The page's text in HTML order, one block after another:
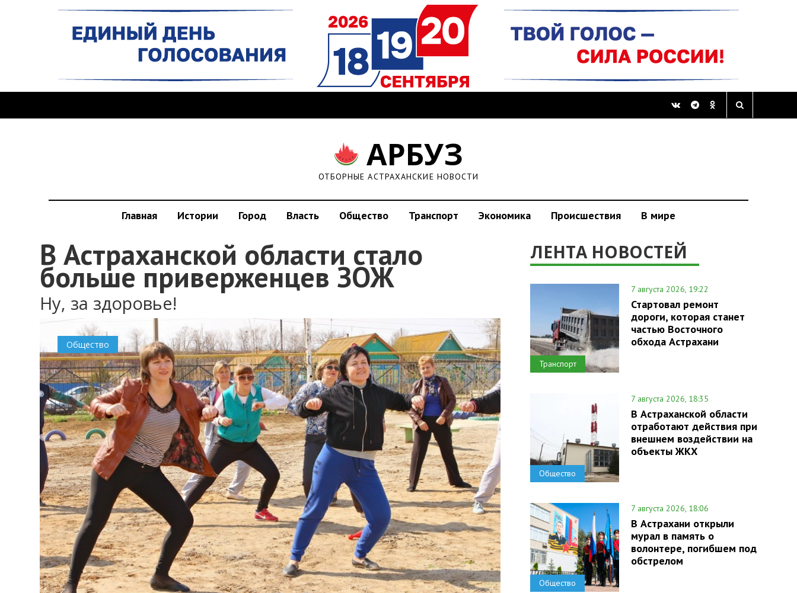
АРБУЗ
ОТБОРНЫЕ АСТРАХАНСКИЕ НОВОСТИ
Главная Истории Город Власть Общество Транспорт Экономика Происшествия В мире
В Астраханской области стало
больше приверженцев ЗОЖ
Ну, за здоровье!
Общество
ЛЕНТА НОВОСТЕЙ
Транспорт
7 августа 2026, 19:22
Стартовал ремонт
дороги, которая станет
частью Восточного
обхода Астрахани
Общество
7 августа 2026, 18:35
В Астраханской области
отработают действия при
внешнем воздействии на
объекты ЖКХ
Общество
7 августа 2026, 18:06
В Астрахани открыли
мурал в память о
волонтере, погибшем под
обстрелом